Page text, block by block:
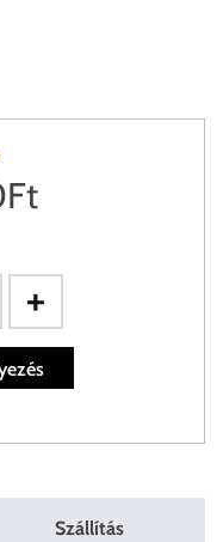
Ft
Szállítás